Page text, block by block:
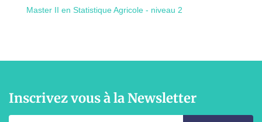
Master II en Statistique Agricole - niveau 2
Inscrivez vous à la Newsletter